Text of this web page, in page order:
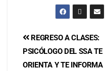
REGRESO A CLASES:
PSICÓLOGO DEL SSA TE
ORIENTA Y TE INFORMA